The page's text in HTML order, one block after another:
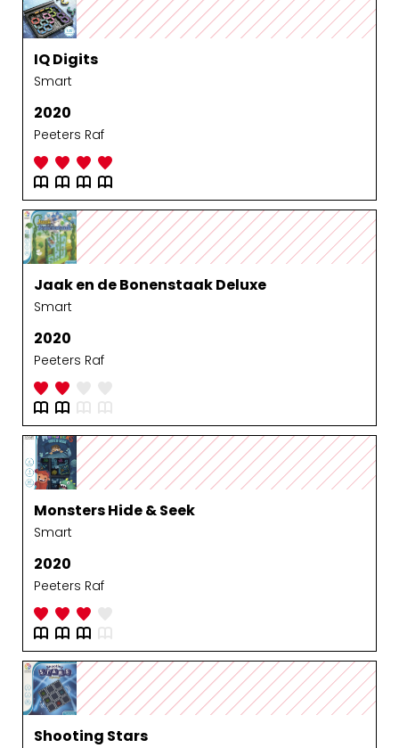
IQ Digits
Smart
2020
Peeters Raf
Jaak en de Bonenstaak Deluxe
Smart
2020
Peeters Raf
Monsters Hide & Seek
Smart
2020
Peeters Raf
Shooting Stars